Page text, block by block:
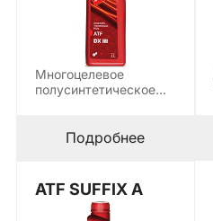
Многоцелевое
полусинтетическое
смазывания
автоматических
гидроусилителя…
Подробнее
ATF SUFFIX A